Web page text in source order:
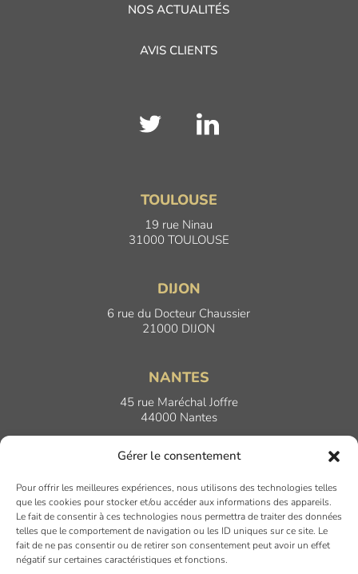
Gérer le consentement
Pour offrir les meilleures expériences, nous utilisons des technologies telles
que les cookies pour stocker et/ou accéder aux informations des appareils.
Le fait de consentir à ces technologies nous permettra de traiter des données
telles que le comportement de navigation ou les ID uniques sur ce site. Le
fait de ne pas consentir ou de retirer son consentement peut avoir un effet
négatif sur certaines caractéristiques et fonctions.
NOS ACTUALITÉS
AVIS CLIENTS
TOULOUSE
19 rue Ninau
31000 TOULOUSE
DIJON
6 rue du Docteur Chaussier
21000 DIJON
NANTES
45 rue Maréchal Joffre
44000 Nantes
LYON
17 Quai Joseph Gillet
69004 LYON
PARIS